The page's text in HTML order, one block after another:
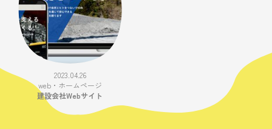
2023.04.26
web・ホームページ
建設会社Webサイト